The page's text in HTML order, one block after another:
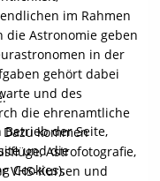
im Rahmen
die Astronomie geben
in der
gehört dabei
und des
die ehrenamtliche
kommen
Astrofotografie,
VHS-Kursen und
der Seite,
und die
Cookies).